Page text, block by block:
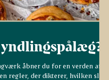
åbner du for en verden af
regler, der dikterer, hvilken slags